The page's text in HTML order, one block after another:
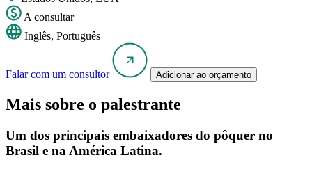
A consultar
Inglês, Português
Falar com um consultor Adicionar ao orçamento
Mais sobre o palestrante
Um dos principais embaixadores do pôquer no
Brasil e na América Latina.